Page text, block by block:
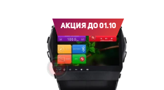
АКЦИЯ ДО 01.10